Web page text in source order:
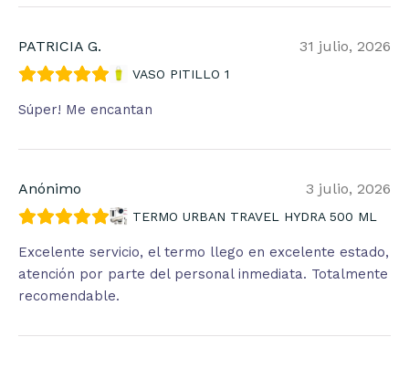
PATRICIA G. 31 julio, 2026
VASO PITILLO 1
Súper! Me encantan
Anónimo 3 julio, 2026
TERMO URBAN TRAVEL HYDRA 500 ML
Excelente servicio, el termo llego en excelente estado,
atención por parte del personal inmediata. Totalmente
recomendable.